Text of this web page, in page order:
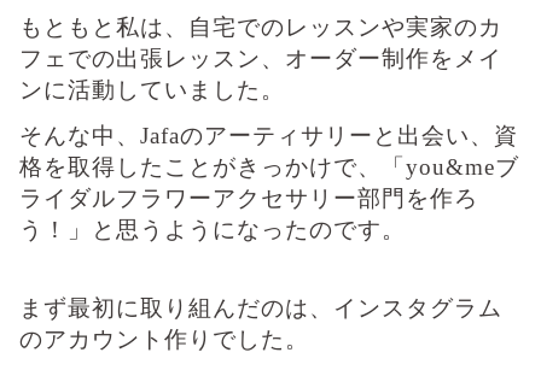
もともと私は、自宅でのレッスンや実家のカ
フェでの出張レッスン、オーダー制作をメイ
ンに活動していました。
そんな中、Jafaのアーティサリーと出会い、資
格を取得したことがきっかけで、「you&meブ
ライダルフラワーアクセサリー部門を作ろ
う！」と思うようになったのです。
まず最初に取り組んだのは、インスタグラム
のアカウント作りでした。